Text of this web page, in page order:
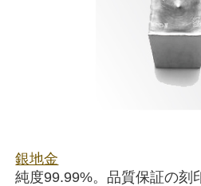
銀地金
純度99.99%。品質保証の刻